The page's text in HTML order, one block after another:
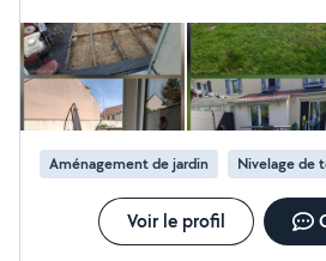
Création paysagère Réalisation
clôtures Gazon (semis ou en rouleaux) Travail
Sérieux et réactif
Aménagement de jardin Nivelage de
Voir le profil